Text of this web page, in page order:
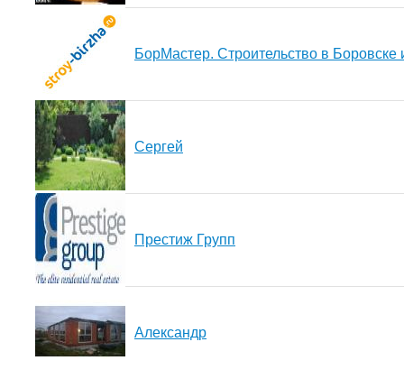
БорМастер. Строительство в Боровске
Сергей
Престиж Групп
Александр